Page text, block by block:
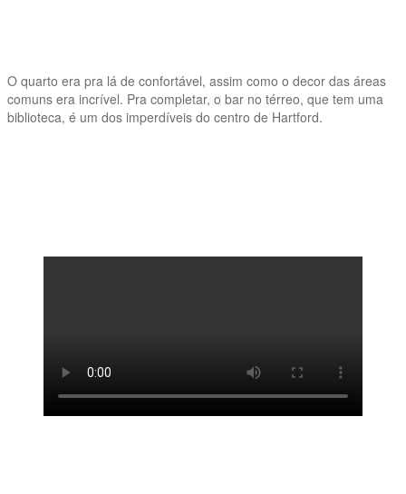
O quarto era pra lá de confortável, assim como o decor das áreas
comuns era incrível. Pra completar, o bar no térreo, que tem uma
biblioteca, é um dos imperdíveis do centro de Hartford.